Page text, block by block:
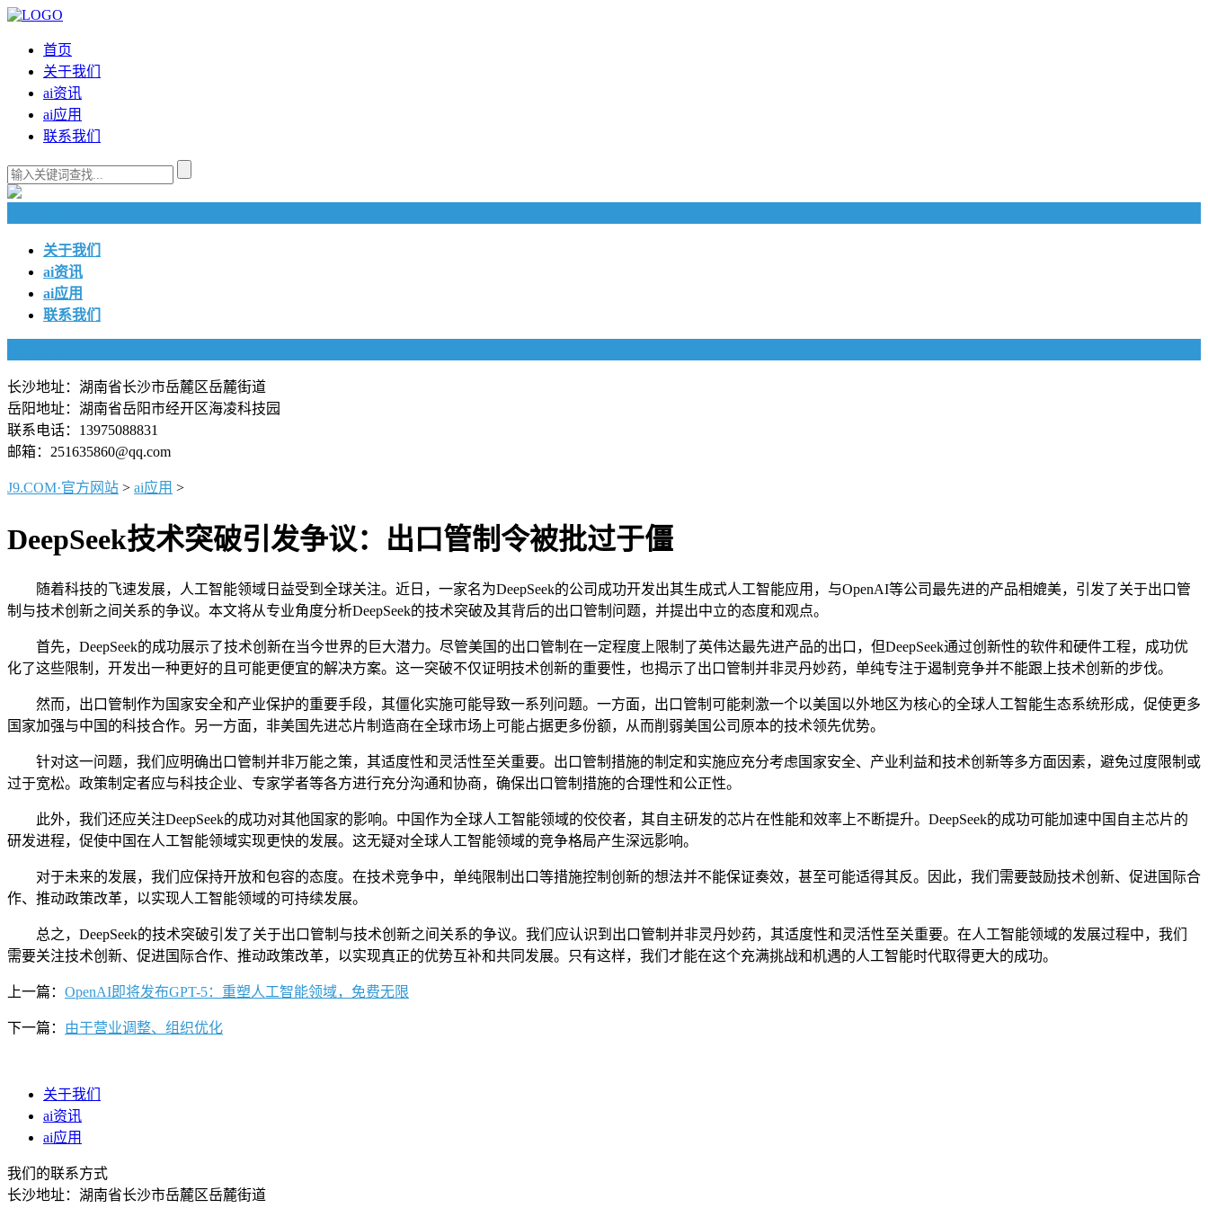
首页
关于我们
ai资讯
ai应用
联系我们
关于我们
ai资讯
ai应用
联系我们
长沙地址：湖南省长沙市岳麓区岳麓街道
岳阳地址：湖南省岳阳市经开区海凌科技园
联系电话：13975088831
邮箱：251635860@qq.com
J9.COM·官方网站 > ai应用 >
DeepSeek技术突破引发争议：出口管制令被批过于僵
随着科技的飞速发展，人工智能领域日益受到全球关注。近日，一家名为DeepSeek的公司成功开发出其生成式人工智能应用，与OpenAI等公司最先进的产品相媲美，引发了关于出口管
制与技术创新之间关系的争议。本文将从专业角度分析DeepSeek的技术突破及其背后的出口管制问题，并提出中立的态度和观点。
首先，DeepSeek的成功展示了技术创新在当今世界的巨大潜力。尽管美国的出口管制在一定程度上限制了英伟达最先进产品的出口，但DeepSeek通过创新性的软件和硬件工程，成功优
化了这些限制，开发出一种更好的且可能更便宜的解决方案。这一突破不仅证明技术创新的重要性，也揭示了出口管制并非灵丹妙药，单纯专注于遏制竞争并不能跟上技术创新的步伐。
然而，出口管制作为国家安全和产业保护的重要手段，其僵化实施可能导致一系列问题。一方面，出口管制可能刺激一个以美国以外地区为核心的全球人工智能生态系统形成，促使更多
国家加强与中国的科技合作。另一方面，非美国先进芯片制造商在全球市场上可能占据更多份额，从而削弱美国公司原本的技术领先优势。
针对这一问题，我们应明确出口管制并非万能之策，其适度性和灵活性至关重要。出口管制措施的制定和实施应充分考虑国家安全、产业利益和技术创新等多方面因素，避免过度限制或
过于宽松。政策制定者应与科技企业、专家学者等各方进行充分沟通和协商，确保出口管制措施的合理性和公正性。
此外，我们还应关注DeepSeek的成功对其他国家的影响。中国作为全球人工智能领域的佼佼者，其自主研发的芯片在性能和效率上不断提升。DeepSeek的成功可能加速中国自主芯片的
研发进程，促使中国在人工智能领域实现更快的发展。这无疑对全球人工智能领域的竞争格局产生深远影响。
对于未来的发展，我们应保持开放和包容的态度。在技术竞争中，单纯限制出口等措施控制创新的想法并不能保证奏效，甚至可能适得其反。因此，我们需要鼓励技术创新、促进国际合
作、推动政策改革，以实现人工智能领域的可持续发展。
总之，DeepSeek的技术突破引发了关于出口管制与技术创新之间关系的争议。我们应认识到出口管制并非灵丹妙药，其适度性和灵活性至关重要。在人工智能领域的发展过程中，我们
需要关注技术创新、促进国际合作、推动政策改革，以实现真正的优势互补和共同发展。只有这样，我们才能在这个充满挑战和机遇的人工智能时代取得更大的成功。
上一篇： OpenAI即将发布GPT-5：重塑人工智能领域，免费无限
下一篇： 由于营业调整、组织优化
关于我们
ai资讯
ai应用
我们的联系方式
长沙地址：湖南省长沙市岳麓区岳麓街道